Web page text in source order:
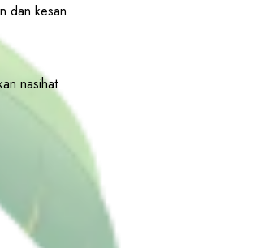
dan kesan
nasihat